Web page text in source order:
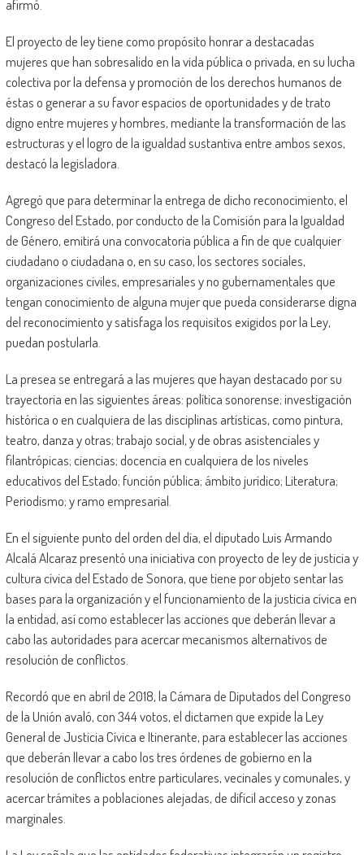
afirmó.
El proyecto de ley tiene como propósito honrar a destacadas
mujeres que han sobresalido en la vida pública o privada, en su lucha
colectiva por la defensa y promoción de los derechos humanos de
éstas o generar a su favor espacios de oportunidades y de trato
digno entre mujeres y hombres, mediante la transformación de las
estructuras y el logro de la igualdad sustantiva entre ambos sexos,
destacó la legisladora.
Agregó que para determinar la entrega de dicho reconocimiento, el
Congreso del Estado, por conducto de la Comisión para la Igualdad
de Género, emitirá una convocatoria pública a fin de que cualquier
ciudadano o ciudadana o, en su caso, los sectores sociales,
organizaciones civiles, empresariales y no gubernamentales que
tengan conocimiento de alguna mujer que pueda considerarse digna
del reconocimiento y satisfaga los requisitos exigidos por la Ley,
puedan postularla.
La presea se entregará a las mujeres que hayan destacado por su
trayectoria en las siguientes áreas: política sonorense; investigación
histórica o en cualquiera de las disciplinas artísticas, como pintura,
teatro, danza y otras; trabajo social, y de obras asistenciales y
filantrópicas; ciencias; docencia en cualquiera de los niveles
educativos del Estado; función pública; ámbito jurídico; Literatura;
Periodismo; y ramo empresarial.
En el siguiente punto del orden del día, el diputado Luis Armando
Alcalá Alcaraz presentó una iniciativa con proyecto de ley de justicia y
cultura cívica del Estado de Sonora, que tiene por objeto sentar las
bases para la organización y el funcionamiento de la justicia cívica en
la entidad, así como establecer las acciones que deberán llevar a
cabo las autoridades para acercar mecanismos alternativos de
resolución de conflictos.
Recordó que en abril de 2018, la Cámara de Diputados del Congreso
de la Unión avaló, con 344 votos, el dictamen que expide la Ley
General de Justicia Cívica e Itinerante, para establecer las acciones
que deberán llevar a cabo los tres órdenes de gobierno en la
resolución de conflictos entre particulares, vecinales y comunales, y
acercar trámites a poblaciones alejadas, de difícil acceso y zonas
marginales.